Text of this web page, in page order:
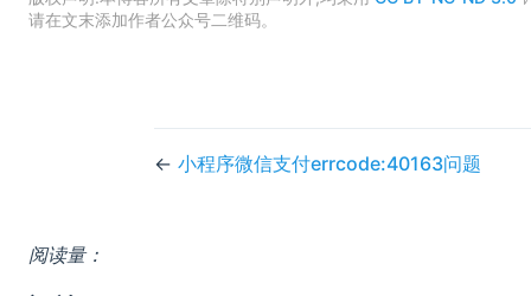
请在文末添加作者公众号二维码。
← 小程序微信支付errcode:40163问题
阅读量：